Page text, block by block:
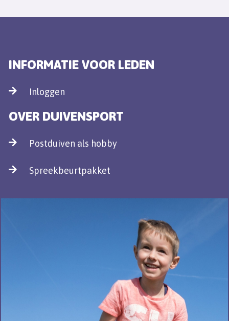
INFORMATIE VOOR LEDEN
Inloggen
OVER DUIVENSPORT
Postduiven als hobby
Spreekbeurtpakket